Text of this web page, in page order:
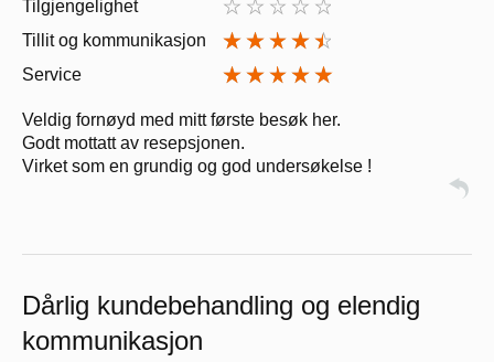
Tilgjengelighet
Tillit og kommunikasjon
Service
Veldig fornøyd med mitt første besøk her.
Godt mottatt av resepsjonen.
Virket som en grundig og god undersøkelse !
Dårlig kundebehandling og elendig
kommunikasjon